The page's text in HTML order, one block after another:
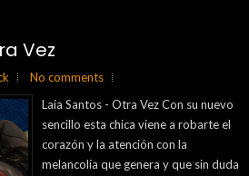
Vez
No comments
Laia Santos - Otra Vez Con su nuevo
sencillo esta chica viene a robarte el
corazón y la atención con la
melancolía que genera y que sin duda